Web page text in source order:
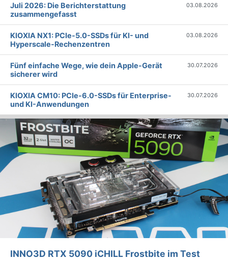
Juli 2026: Die Bericht­erstattung
zusammengefasst
03.08.2026
KIOXIA NX1: PCIe-5.0-SSDs für KI- und
Hyperscale-Rechenzentren
03.08.2026
Fünf einfache Wege, wie dein Apple-Gerät
sicherer wird
30.07.2026
KIOXIA CM10: PCIe-6.0-SSDs für Enterprise-
und KI-Anwendungen
30.07.2026
INNO3D RTX 5090 iCHILL Frostbite im Test